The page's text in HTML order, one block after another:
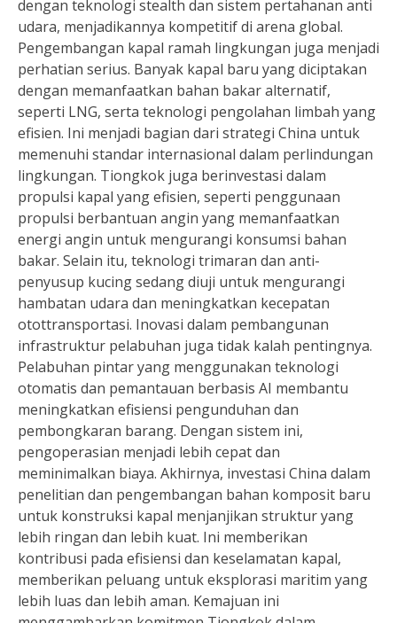
dengan teknologi stealth dan sistem pertahanan anti
udara, menjadikannya kompetitif di arena global.
Pengembangan kapal ramah lingkungan juga menjadi
perhatian serius. Banyak kapal baru yang diciptakan
dengan memanfaatkan bahan bakar alternatif,
seperti LNG, serta teknologi pengolahan limbah yang
efisien. Ini menjadi bagian dari strategi China untuk
memenuhi standar internasional dalam perlindungan
lingkungan. Tiongkok juga berinvestasi dalam
propulsi kapal yang efisien, seperti penggunaan
propulsi berbantuan angin yang memanfaatkan
energi angin untuk mengurangi konsumsi bahan
bakar. Selain itu, teknologi trimaran dan anti-
penyusup kucing sedang diuji untuk mengurangi
hambatan udara dan meningkatkan kecepatan
otottransportasi. Inovasi dalam pembangunan
infrastruktur pelabuhan juga tidak kalah pentingnya.
Pelabuhan pintar yang menggunakan teknologi
otomatis dan pemantauan berbasis AI membantu
meningkatkan efisiensi pengunduhan dan
pembongkaran barang. Dengan sistem ini,
pengoperasian menjadi lebih cepat dan
meminimalkan biaya. Akhirnya, investasi China dalam
penelitian dan pengembangan bahan komposit baru
untuk konstruksi kapal menjanjikan struktur yang
lebih ringan dan lebih kuat. Ini memberikan
kontribusi pada efisiensi dan keselamatan kapal,
memberikan peluang untuk eksplorasi maritim yang
lebih luas dan lebih aman. Kemajuan ini